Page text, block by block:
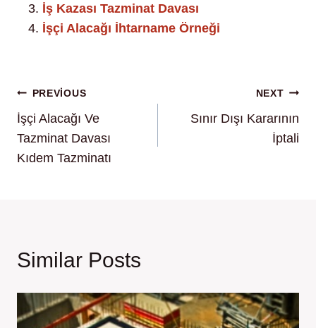
İş Kazası Tazminat Davası
İşçi Alacağı İhtarname Örneği
Yazı
gezinmesi
PREVIOUS
İşçi Alacağı Ve
Tazminat Davası
Kıdem Tazminatı
NEXT
Sınır Dışı Kararının
İptali
Similar Posts